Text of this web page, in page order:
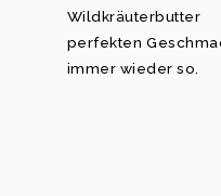
perfekten
immer wieder so.